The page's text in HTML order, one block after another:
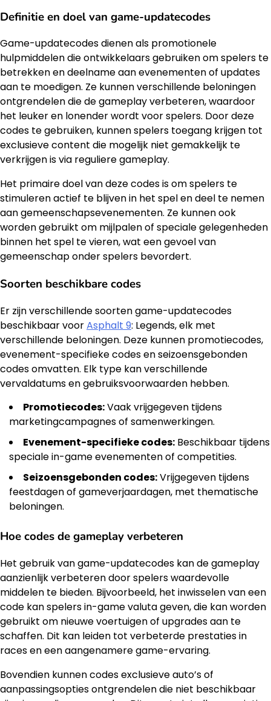
Definitie en doel van game-updatecodes
Game-updatecodes dienen als promotionele
hulpmiddelen die ontwikkelaars gebruiken om spelers te
betrekken en deelname aan evenementen of updates
aan te moedigen. Ze kunnen verschillende beloningen
ontgrendelen die de gameplay verbeteren, waardoor
het leuker en lonender wordt voor spelers. Door deze
codes te gebruiken, kunnen spelers toegang krijgen tot
exclusieve content die mogelijk niet gemakkelijk te
verkrijgen is via reguliere gameplay.
Het primaire doel van deze codes is om spelers te
stimuleren actief te blijven in het spel en deel te nemen
aan gemeenschapsevenementen. Ze kunnen ook
worden gebruikt om mijlpalen of speciale gelegenheden
binnen het spel te vieren, wat een gevoel van
gemeenschap onder spelers bevordert.
Soorten beschikbare codes
Er zijn verschillende soorten game-updatecodes
beschikbaar voorAsphalt 9: Legends, elk met
verschillende beloningen. Deze kunnen promotiecodes,
evenement-specifieke codes en seizoensgebonden
codes omvatten. Elk type kan verschillende
vervaldatums en gebruiksvoorwaarden hebben.
Promotiecodes:Vaak vrijgegeven tijdens
marketingcampagnes of samenwerkingen.
Evenement-specifieke codes: Beschikbaar tijdens
speciale in-game evenementen of competities.
Seizoensgebonden codes:Vrijgegeven tijdens
feestdagen of gameverjaardagen, met thematische
beloningen.
Hoe codes de gameplay verbeteren
Het gebruik van game-updatecodes kan de gameplay
aanzienlijk verbeteren door spelers waardevolle
middelen te bieden. Bijvoorbeeld, het inwisselen van een
code kan spelers in-game valuta geven, die kan worden
gebruikt om nieuwe voertuigen of upgrades aan te
schaffen. Dit kan leiden tot verbeterde prestaties in
races en een aangenamere game-ervaring.
Bovendien kunnen codes exclusieve auto’s of
aanpassingsopties ontgrendelen die niet beschikbaar